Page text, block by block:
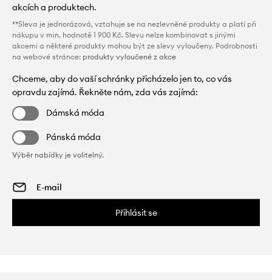
akcích a produktech.
**Sleva je jednorázová, vztahuje se na nezlevněné produkty a platí při
nákupu v min. hodnotě 1 900 Kč. Slevu nelze kombinovat s jinými
akcemi a některé produkty mohou být ze slevy vyloučeny. Podrobnosti
na webové stránce: produkty vyloučené z akce
Chceme, aby do vaší schránky přicházelo jen to, co vás
opravdu zajímá. Řekněte nám, zda vás zajímá:
Dámská móda
Pánská móda
Výběr nabídky je volitelný.
Přihlásit se